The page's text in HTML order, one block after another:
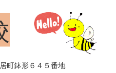
町鉢形６４５番地